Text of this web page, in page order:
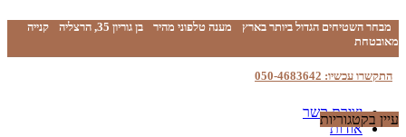
מבחר השטיחים הגדול ביותר בארץ מענה טלפוני מהיר בן גוריון 35, הרצליה
קנייה
מאובטחת
התקשרו עכשיו: 050-4683642
יצירת קשר
אודות
עיין בקטגוריות